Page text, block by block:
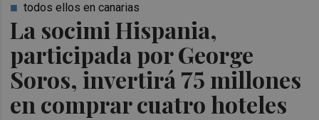
La socimi Hispania,
participada por George
Soros, invertirá 75 millones
en comprar cuatro hoteles
todos ellos en canarias